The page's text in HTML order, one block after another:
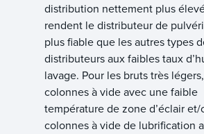
distribution nettement plus
rendent le distributeur de
plus fiable que les autres types
distributeurs aux faibles taux
lavage. Pour les bruts très
colonnes à vide avec une faible
température de zone d’éclair et/
colonnes à vide de lubrification